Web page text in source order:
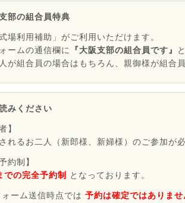
部の組合員特典
式場利用補助」がご利用いただけます。
ームの通信欄に
『大阪支部の組合員です』
が組合員の場合はもちろん、親御様が組合
みください
】
れるお二人（新郎様、新婦様）のご参加が
約制】
での完全予約制
となっております。
ーム送信時点では 予約は確定ではありませ